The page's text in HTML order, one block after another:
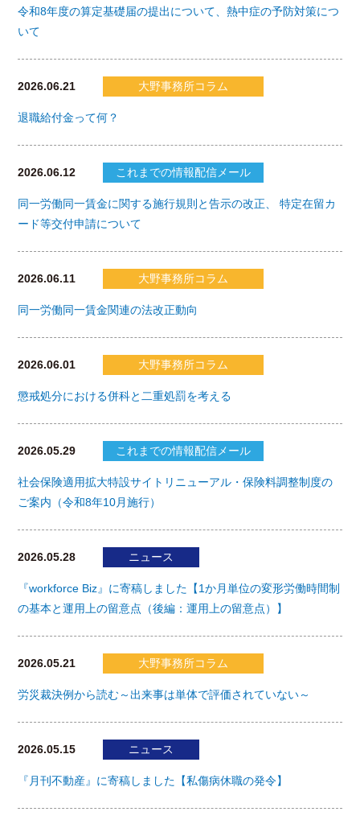
令和8年度の算定基礎届の提出について、熱中症の予防対策につ
いて
2026.06.21 大野事務所コラム
退職給付金って何？
2026.06.12 これまでの情報配信メール
同一労働同一賃金に関する施行規則と告示の改正、 特定在留カ
ード等交付申請について
2026.06.11 大野事務所コラム
同一労働同一賃金関連の法改正動向
2026.06.01 大野事務所コラム
懲戒処分における併科と二重処罰を考える
2026.05.29 これまでの情報配信メール
社会保険適用拡大特設サイトリニューアル・保険料調整制度の
ご案内（令和8年10月施行）
2026.05.28 ニュース
『workforce Biz』に寄稿しました【1か月単位の変形労働時間制
の基本と運用上の留意点（後編：運用上の留意点）】
2026.05.21 大野事務所コラム
労災裁決例から読む～出来事は単体で評価されていない～
2026.05.15 ニュース
『月刊不動産』に寄稿しました【私傷病休職の発令】